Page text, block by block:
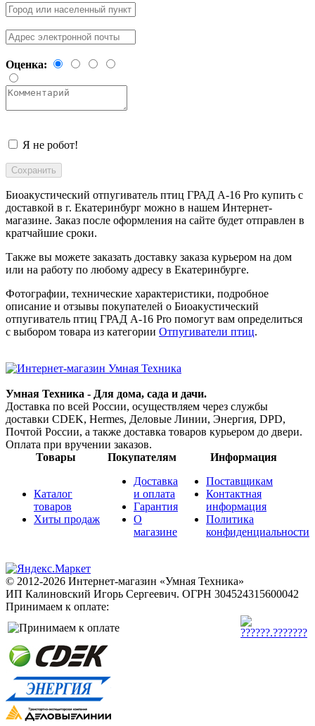
Оценка:
Я не робот!
Биоакустический отпугиватель птиц ГРАД А-16 Pro купить с
доставкой в г. Екатеринбург можно в нашем Интернет-
магазине. Заказ после оформления на сайте будет отправлен в
кратчайшие сроки.
Также вы можете заказать доставку заказа курьером на дом
или на работу по любому адресу в Екатеринбурге.
Фотографии, технические характеристики, подробное
описание и отзывы покупателей о Биоакустический
отпугиватель птиц ГРАД А-16 Pro помогут вам определиться
с выбором товара из категории Отпугиватели птиц.
Умная Техника - Для дома, сада и дачи.
Доставка по всей России, осуществляем через службы
доставки CDEK, Hermes, Деловые Линии, Энергия, DPD,
Почтой России, а также доставка товаров курьером до двери.
Оплата при вручении заказов.
Товары
Покупателям Информация
Каталог
товаров
Хиты продаж
Доставка
и оплата
Гарантия
О
магазине
Поставщикам
Контактная
информация
Политика
конфиденциальности
© 2012-2026 Интернет-магазин «Умная Техника»
ИП Калиновский Игорь Сергеевич. ОГРН 304524315600042
Принимаем к оплате: